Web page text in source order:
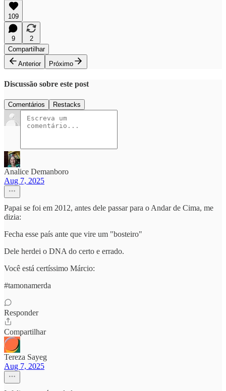
109
9
2
Compartilhar
Anterior
Próximo
Discussão sobre este post
Comentários Restacks
Analice Demanboro
Aug 7, 2025
Papai se foi em 2012, antes dele passar para o Andar de Cima, me
dizia:
Fecha esse país ante que vire um "bosteiro"
Dele herdei o DNA do certo e errado.
Você está certíssimo Márcio:
#tamonamerda
Responder
Compartilhar
Tereza Sayeg
Aug 7, 2025